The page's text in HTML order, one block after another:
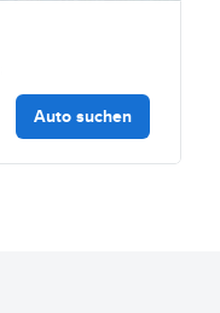
Auto suchen